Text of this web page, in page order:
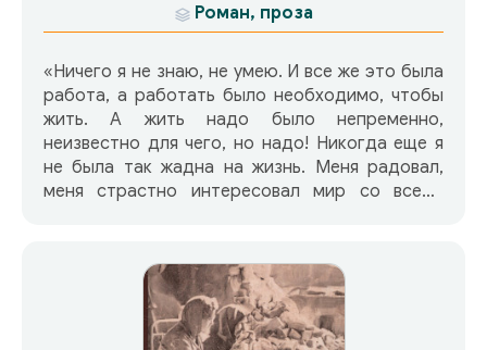
Роман, проза
«Ничего я не знаю, не умею. И все же это была
работа, а работать было необходимо, чтобы
жить. А жить надо было непременно,
неизвестно для чего, но надо! Никогда еще я
не была так жадна на жизнь. Меня радовал,
меня страстно интересовал мир со всеми
прошлогодней травой, лезущей из-под
грязного снега грубым символом
бессмертия...».